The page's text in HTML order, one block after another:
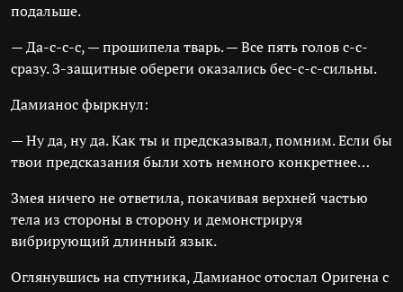
подальше.
— Да-с-с-с, — прошипела тварь. — Все пять голов с-с-
сразу. З-защитные обереги оказались бес-с-с-сильны.
Дамианос фыркнул:
— Ну да, ну да. Как ты и предсказывал, помним. Если бы
твои предсказания были хоть немного конкретнее…
Змея ничего не ответила, покачивая верхней частью
тела из стороны в сторону и демонстрируя
вибрирующий длинный язык.
Оглянувшись на спутника, Дамианос отослал Оригена с